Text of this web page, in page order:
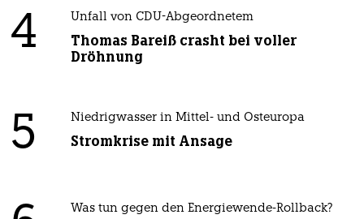
4 Unfall von CDU-Abgeordnetem
Thomas Bareiß crasht bei voller
Dröhnung
5 Niedrigwasser in Mittel- und Osteuropa
Stromkrise mit Ansage
Was tun gegen den Energiewende-Rollback?